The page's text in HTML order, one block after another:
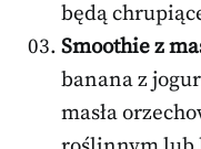
będą
Smoothie z
banana z
masła